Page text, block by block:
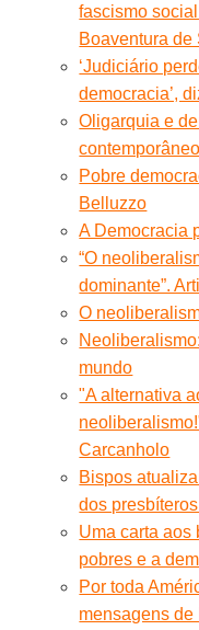
fascismo
Boaventura de
‘Judiciário
democracia’,
Oligarquia e
contemporâneo
Pobre
Belluzzo
A Democracia
“O
dominante”.
O
mundo
"A alternativa
Carcanholo
Bispos
dos
Uma carta aos
pobres e a
Por toda
mensagens